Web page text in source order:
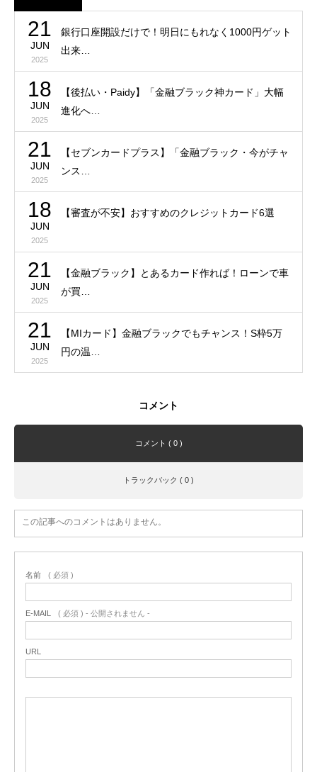
21
JUN
2025
銀行口座開設だけで！明日にもれなく1000円ゲット
出来…
18
JUN
2025
【後払い・Paidy】「金融ブラック神カード」大幅
進化へ…
21
JUN
2025
【セブンカードプラス】「金融ブラック・今がチャ
ンス…
18
JUN
2025
【審査が不安】おすすめのクレジットカード6選
21
JUN
2025
【金融ブラック】とあるカード作れば！ローンで車
が買…
21
JUN
2025
【MIカード】金融ブラックでもチャンス！S枠5万
円の温…
コメント
コメント ( 0 )
トラックバック ( 0 )
この記事へのコメントはありません。
名前 ( 必須 )
E-MAIL ( 必須 ) - 公開されません -
URL